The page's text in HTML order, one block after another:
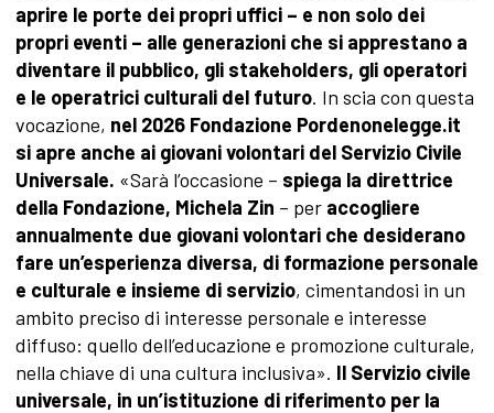
aprire le porte dei propri uffici – e non solo dei
propri eventi – alle generazioni che si apprestano a
diventare il pubblico, gli stakeholders, gli operatori
e le operatrici culturali del futuro. In scia con questa
vocazione, nel 2026 Fondazione Pordenonelegge.it
si apre anche ai giovani volontari del Servizio Civile
Universale. «Sarà l’occasione – spiega la direttrice
della Fondazione, Michela Zin – per accogliere
annualmente due giovani volontari che desiderano
fare un’esperienza diversa, di formazione personale
e culturale e insieme di servizio, cimentandosi in un
ambito preciso di interesse personale e interesse
diffuso: quello dell’educazione e promozione culturale,
nella chiave di una cultura inclusiva». Il Servizio civile
universale, in un’istituzione di riferimento per la